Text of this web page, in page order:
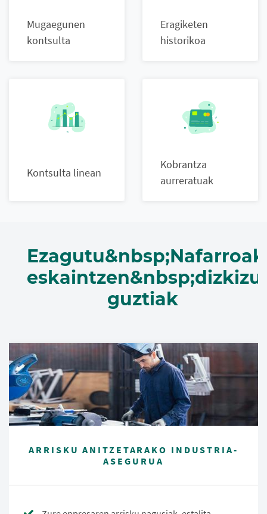
Mugaegunen
kontsulta
Eragiketen
historikoa
Kontsulta linean
Kobrantza
aurreratuak
guztiak
ARRISKU ANITZETARAKO INDUSTRIA-
ASEGURUA